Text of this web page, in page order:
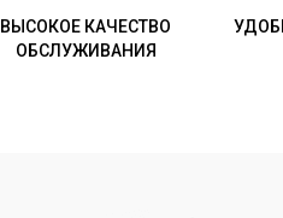
ВЫСОКОЕ КАЧЕСТВО
ОБСЛУЖИВАНИЯ